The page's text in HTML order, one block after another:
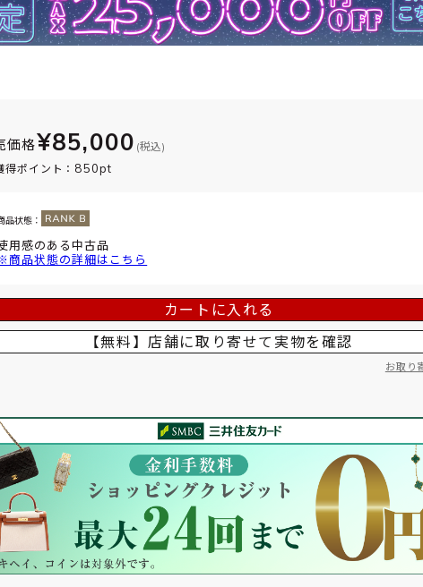
価格¥85,000 (税込)
得ポイント： 850pt
品状態：
用感のある中古品
商品状態の詳細はこちら
カートに入れる
【無料】店舗に取り寄せて 実物を確認
お取り